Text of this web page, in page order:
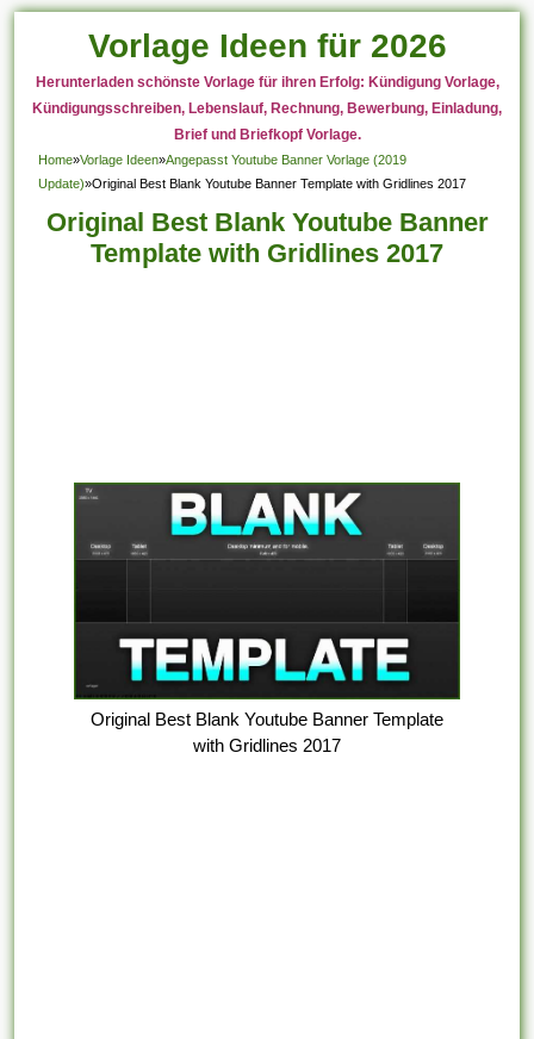
Vorlage Ideen für 2026
Herunterladen schönste Vorlage für ihren Erfolg: Kündigung Vorlage,
Kündigungsschreiben, Lebenslauf, Rechnung, Bewerbung, Einladung,
Brief und Briefkopf Vorlage.
Home»Vorlage Ideen»Angepasst Youtube Banner Vorlage (2019
Update)»Original Best Blank Youtube Banner Template with Gridlines 2017
Original Best Blank Youtube Banner
Template with Gridlines 2017
Original Best Blank Youtube Banner Template
with Gridlines 2017